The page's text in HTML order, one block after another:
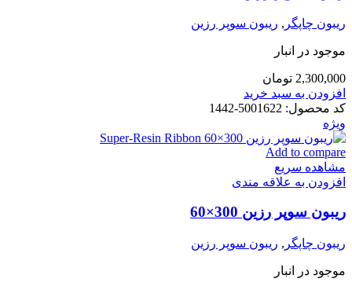
ریبون چاپگر , ریبون سوپر رزین
موجود در انبار
2,300,000 تومان
افزودن به سبد خرید
کد محصول: 5001622-1442
ویژه
Add to compare
مشاهده سریع
افزودن به علاقه مندی
ریبون سوپر رزین 300×60
ریبون چاپگر , ریبون سوپر رزین
موجود در انبار